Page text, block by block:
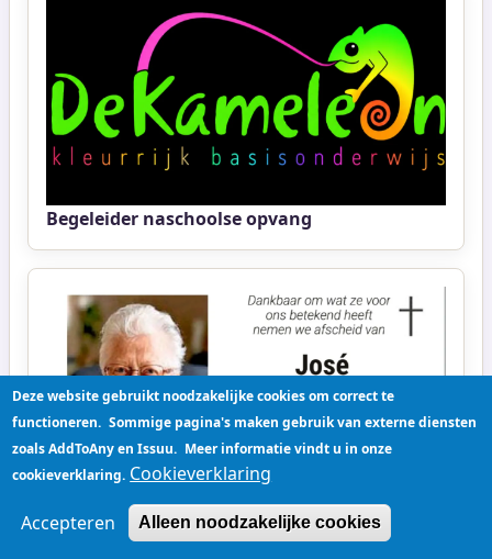
Begeleider naschoolse opvang
Jose Vandersmissen
Deze website gebruikt noodzakelijke cookies om correct te
functioneren. Sommige pagina's maken gebruik van externe diensten
zoals AddToAny en Issuu. Meer informatie vindt u in onze
cookieverklaring. Cookieverklaring
Accepteren Alleen noodzakelijke cookies